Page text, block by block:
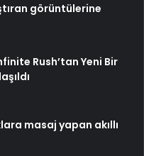
görüntülerine
Rush’tan Yeni Bir
masaj yapan akıllı